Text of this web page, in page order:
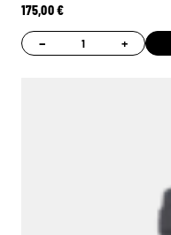
175,00€
− +